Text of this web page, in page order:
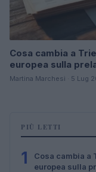
Cosa cambia a
europea sulla
Martina Marchesi · 5 Lug
PIÙ LETTI
1
Cosa cambia a
europea sulla